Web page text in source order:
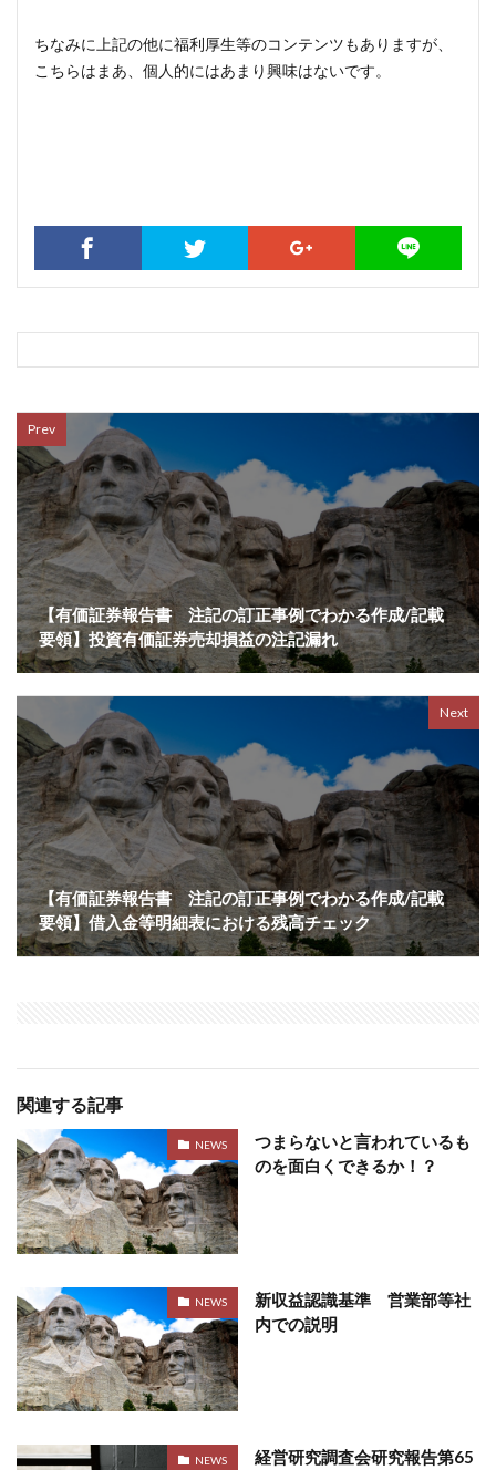
ちなみに上記の他に福利厚生等のコンテンツもありますが、
こちらはまあ、個人的にはあまり興味はないです。
Prev
【有価証券報告書 注記の訂正事例でわかる作成/記載
要領】投資有価証券売却損益の注記漏れ
Next
【有価証券報告書 注記の訂正事例でわかる作成/記載
要領】借入金等明細表における残高チェック
関連する記事
NEWS
つまらないと言われているも
のを面白くできるか！？
NEWS
新収益認識基準 営業部等社
内での説明
NEWS
経営研究調査会研究報告第65